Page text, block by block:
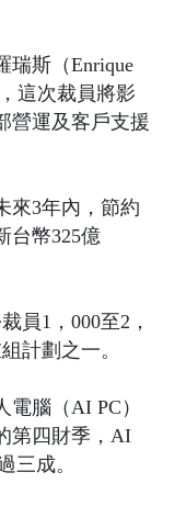
瑞斯（Enrique
這次裁員將影
營運及客戶支援
來3年內，節約
台幣325億
員1，000至2，
計劃之一。
腦（AI PC）
第四財季，AI
三成。